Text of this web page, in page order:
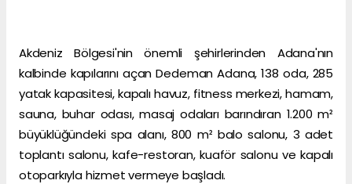
Akdeniz Bölgesi'nin önemli şehirlerinden Adana'nın
kalbinde kapılarını açan Dedeman Adana, 138 oda, 285
yatak kapasitesi, kapalı havuz, fitness merkezi, hamam,
sauna, buhar odası, masaj odaları barındıran 1.200 m²
büyüklüğündeki spa alanı, 800 m² balo salonu, 3 adet
toplantı salonu, kafe-restoran, kuaför salonu ve kapalı
otoparkıyla hizmet vermeye başladı.